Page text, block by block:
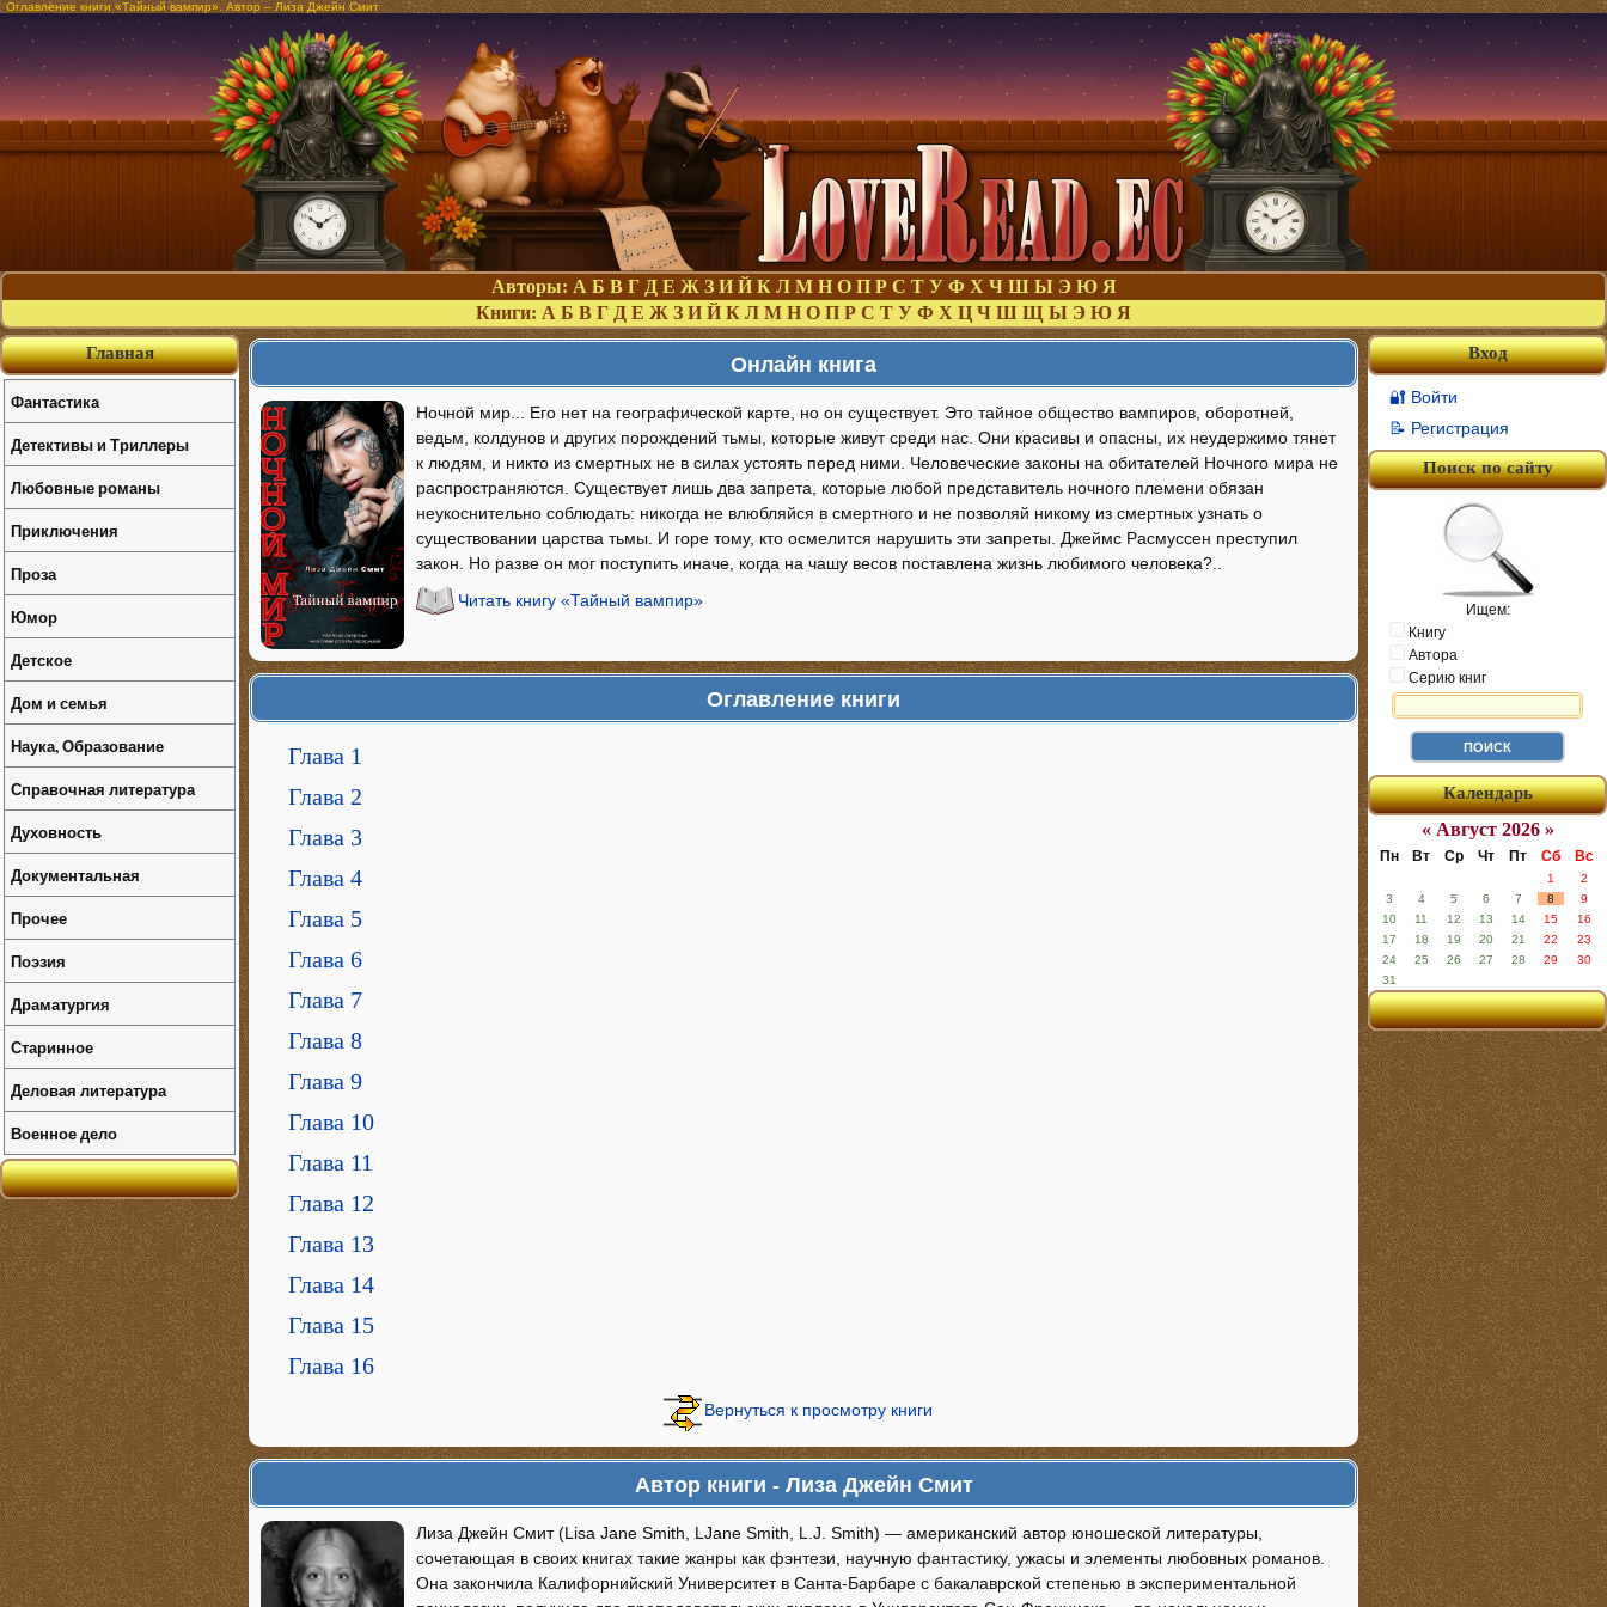
Оглавление книги «Тайный вампир». Автор – Лиза Джейн Смит
Авторы: А Б В Г Д Е Ж З И Й К Л М Н О П Р С Т У Ф Х Ч Ш Ы Э Ю Я
Книги: А Б В Г Д Е Ж З И Й К Л М Н О П Р С Т У Ф Х Ц Ч Ш Щ Ы Э Ю Я
Онлайн книга
Ночной мир... Его нет на географической карте, но он существует. Это тайное общество вампиров, оборотней,
ведьм, колдунов и других порождений тьмы, которые живут среди нас. Они красивы и опасны, их неудержимо тянет
к людям, и никто из смертных не в силах устоять перед ними. Человеческие законы на обитателей Ночного мира не
распространяются. Существует лишь два запрета, которые любой представитель ночного племени обязан
неукоснительно соблюдать: никогда не влюбляйся в смертного и не позволяй никому из смертных узнать о
существовании царства тьмы. И горе тому, кто осмелится нарушить эти запреты. Джеймс Расмуссен преступил
закон. Но разве он мог поступить иначе, когда на чашу весов поставлена жизнь любимого человека?..
Читать книгу «Тайный вампир»
Оглавление книги
Глава 1
Глава 2
Глава 3
Глава 4
Глава 5
Глава 6
Глава 7
Глава 8
Глава 9
Глава 10
Глава 11
Глава 12
Глава 13
Глава 14
Глава 15
Глава 16
Вернуться к просмотру книги
Автор книги - Лиза Джейн Смит
Лиза Джейн Смит (Lisa Jane Smith, LJane Smith, L.J. Smith) — американский автор юношеской литературы,
сочетающая в своих книгах такие жанры как фэнтези, научную фантастику, ужасы и элементы любовных романов.
Она закончила Калифорнийский Университет в Санта-Барбаре с бакалаврской степенью в экспериментальной
Вход
🔐 Войти
📝 Регистрация
Поиск по сайту
Ищем:
Книгу
Автора
Серию книг
Календарь
« Август 2026 »
Пн Вт Ср Чт Пт Сб Вс
1
2
3
4 5 6 7 8
9
10
11 12 13 14 15
16
17
18 19 20 21 22
23
24
25 26 27 28 29
30
31
Главная
Фантастика
Детективы и Триллеры
Любовные романы
Приключения
Проза
Юмор
Детское
Дом и семья
Наука, Образование
Справочная литература
Духовность
Документальная
Прочее
Поэзия
Драматургия
Старинное
Деловая литература
Военное дело